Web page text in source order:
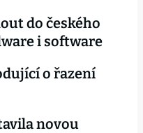
do českého
i software
o řazení
novou